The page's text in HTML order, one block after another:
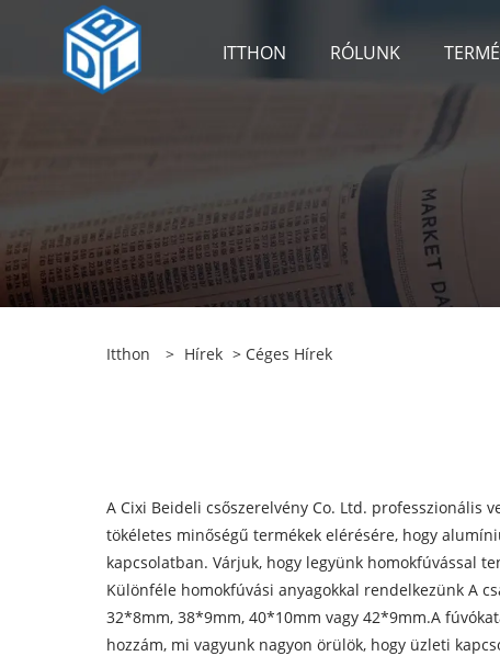
ITTHON RÓLUNK
Itthon > Hírek > Céges Hírek
A Cixi Beideli csőszerelvény Co. Ltd. professzionális
tökéletes minőségű termékek elérésére, hogy
kapcsolatban. Várjuk, hogy legyünk homokfúvással
Különféle homokfúvási anyagokkal rendelkezünk A
32*8mm, 38*9mm, 40*10mm vagy 42*9mm.A
hozzám, mi vagyunk nagyon örülök, hogy üzleti